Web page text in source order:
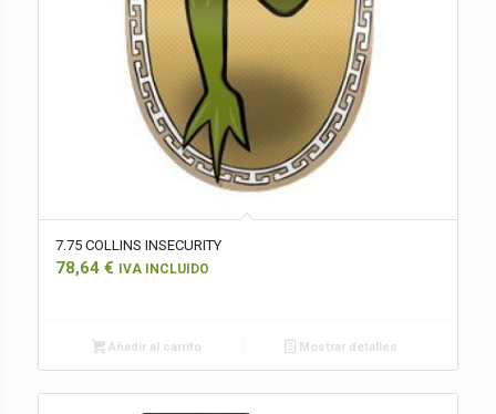
7.75 COLLINS INSECURITY
78,64 € IVA INCLUIDO
Añadir al carrito Mostrar detalles